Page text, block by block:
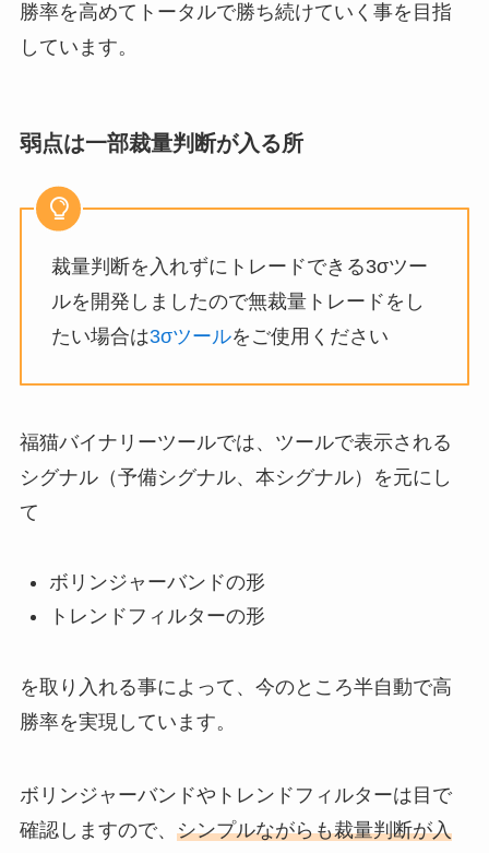
勝率を高めてトータルで勝ち続けていく事を目指
しています。
弱点は一部裁量判断が入る所
裁量判断を入れずにトレードできる3σツー
ルを開発しましたので無裁量トレードをし
たい場合は3σツールをご使用ください
福猫バイナリーツールでは、ツールで表示される
シグナル（予備シグナル、本シグナル）を元にし
て
ボリンジャーバンドの形
トレンドフィルターの形
を取り入れる事によって、今のところ半自動で高
勝率を実現しています。
ボリンジャーバンドやトレンドフィルターは目で
確認しますので、 シンプルながらも裁量判断が入